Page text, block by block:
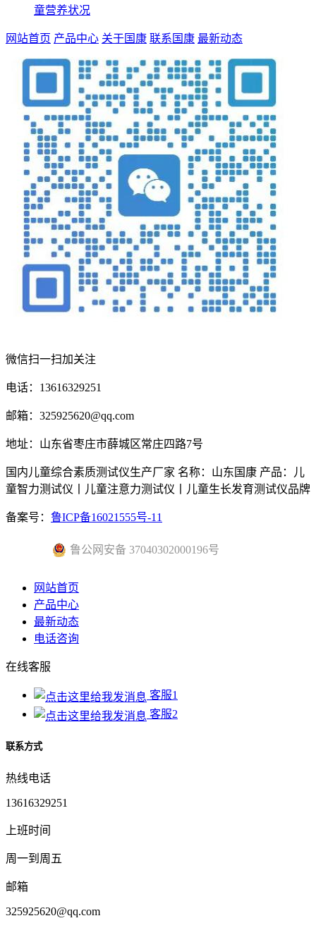
童营养状况
网站首页 产品中心 关于国康 联系国康 最新动态
微信扫一扫加关注
电话：13616329251
邮箱：325925620@qq.com
地址：山东省枣庄市薛城区常庄四路7号
国内儿童综合素质测试仪生产厂家 名称：山东国康 产品：儿
童智力测试仪丨儿童注意力测试仪丨儿童生长发育测试仪品牌
备案号： 鲁ICP备16021555号-11
鲁公网安备 37040302000196号
网站首页
产品中心
最新动态
电话咨询
在线客服
客服1
客服2
联系方式
热线电话
13616329251
上班时间
周一到周五
邮箱
325925620@qq.com